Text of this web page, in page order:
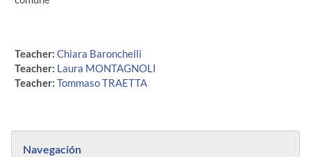
Teacher: Chiara Baronchelli
Teacher: Laura MONTAGNOLI
Teacher: Tommaso TRAETTA
Bloques
Navegación